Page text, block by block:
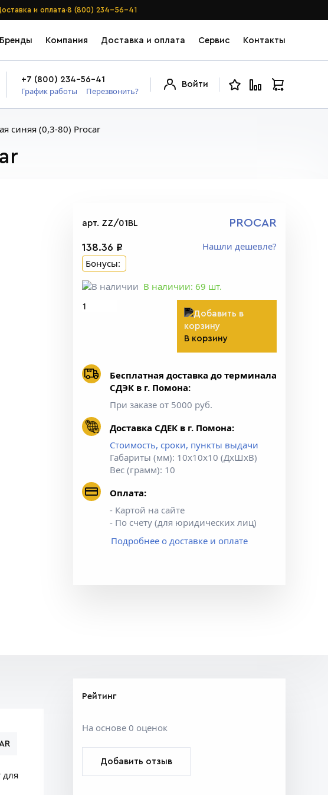
и оплата·8 (800) 234-56-41
Бренды Компания Доставка и оплата Сервис Контакты
+7 (800) 234-56-41
График работы Перезвонить?
Войти
синяя (0,3-80) Procar
арт. ZZ/01BL PROCAR
138.36 ₽
Нашли дешевле?
Бонусы:
В наличии: 69 шт.
В корзину
Бесплатная доставка до терминала
СДЭК в г. Помона:
При заказе от 5000 руб.
Доставка СДЕК в г. Помона:
Стоимость, сроки, пункты выдачи
Габариты (мм): 10х10х10 (ДхШхВ)
Вес (грамм): 10
Оплата:
- Картой на сайте
- По счету (для юридических лиц)
Подробнее о доставке и оплате
для
Рейтинг
На основе 0 оценок
Добавить отзыв